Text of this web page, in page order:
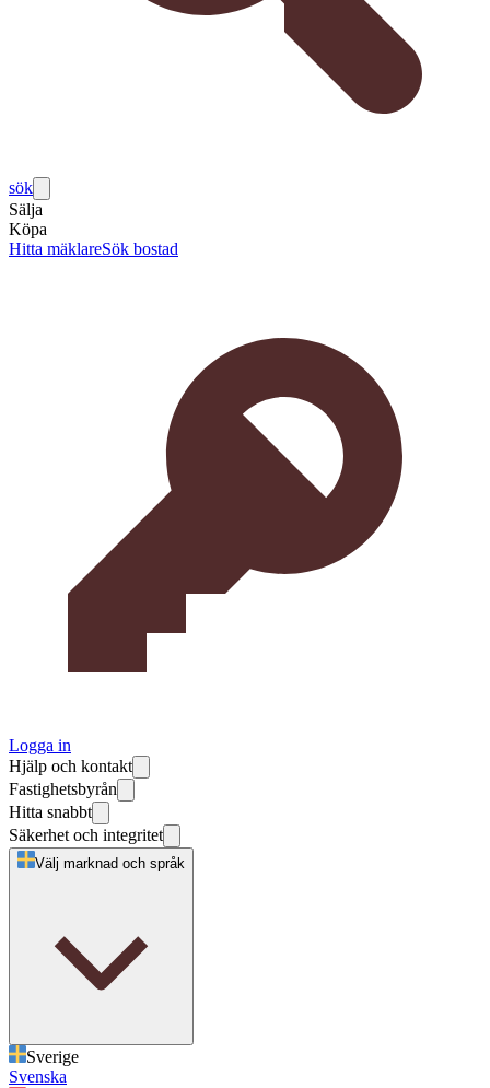
sök
Sälja
Köpa
Hitta mäklareSök bostad
Logga in
Hjälp och kontakt
Fastighetsbyrån
Hitta snabbt
Säkerhet och integritet
Välj marknad och språk
Sverige
Svenska